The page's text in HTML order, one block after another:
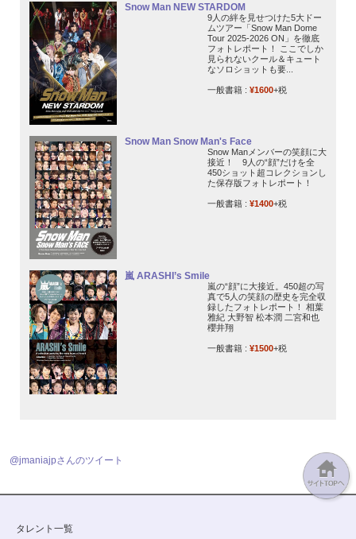
Snow Man NEW STARDOM
9人の絆を見せつけた5大ドー
ムツアー「Snow Man Dome
Tour 2025-2026 ON」を徹底
フォトレポート！ ここでしか
見られないクール＆キュート
なソロショットも要...
一般書籍 : ¥1600+税
Snow Man Snow Man's Face
Snow Manメンバーの笑顔に大
接近！ 9人の“顔”だけを全
450ショット超コレクションし
た保存版フォトレポート！
一般書籍 : ¥1400+税
嵐 ARASHI’s Smile
嵐の“顔”に大接近。450超の写
真で5人の笑顔の歴史を完全収
録したフォトレポート！ 相葉
雅紀 大野智 松本潤 二宮和也
櫻井翔
一般書籍 : ¥1500+税
@jmaniajpさんのツイート
タレント一覧